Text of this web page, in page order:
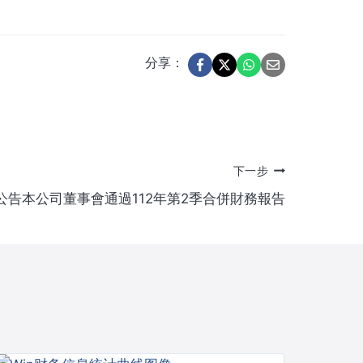
分享：
下一步
告本公司董事會通過112年第2季合併財務報告